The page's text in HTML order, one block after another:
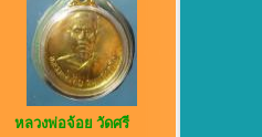
หลวงพ่อจ้อย วัดศรี